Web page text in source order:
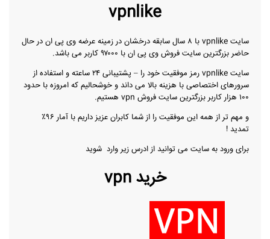
vpnlike
سایت vpnlike با ۸ سال سابقه درخشان در زمینه عرضه وی پی ان در حال
حاضر بزرگترین سایت فروش وی پی ان با ۹۷۰۰۰ کاربر می باشد.
سایت vpnlike رمز موفقیت خود را – پشتیبانی ۲۴ ساعته و استفاده از
سرورهای اختصاصی با هزینه بالا می داند و خوشحالیم که امروزه با حدود
۱۰۰ هزار کاربر بزرگترین سایت فروش vpn هستیم.
و مهم تر از همه این موفقیت را از شما کابران عزیز داریم با آمار ۹۶٪
تمدید !
برای ورود به سایت می توانید از ادرس زیر وارد شوید
خرید vpn